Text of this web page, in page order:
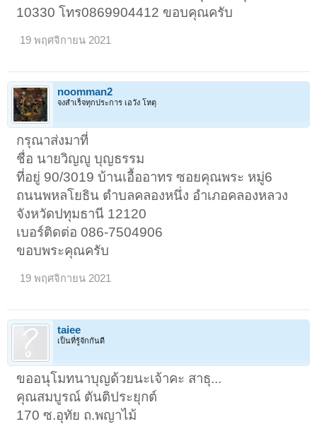
10330 โทร0869904412 ขอบคุณครับ
19 พฤศจิกายน 2021
noomman2
จงสำเร็จทุกประการ เอวัง โหตุ
กรุณาส่งมาที่
ชื่อ นายวิญญู บุญธรรม
ที่อยู่ 90/3019 บ้านเอื้ออาทร ซอยคุณพระ หมู่6
ถนนพหลโยธิน ตำบลคลองหนึ่ง อำเภอคลองหลวง
จังหวัดปทุมธานี 12120
เบอร์ติดต่อ 086-7504906
ขอบพระคุณครับ
19 พฤศจิกายน 2021
taiee
เป็นที่รู้จักกันดี
ขออนุโมทนาบุญด้วยนะเจ้าคะ สาธุ...
คุณสมบูรณ์ ตันติประยุกต์
170 ซ.อุทัย ถ.พญาไม้